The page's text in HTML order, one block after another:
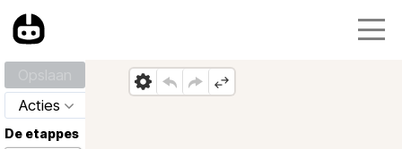
Acties
De etappes